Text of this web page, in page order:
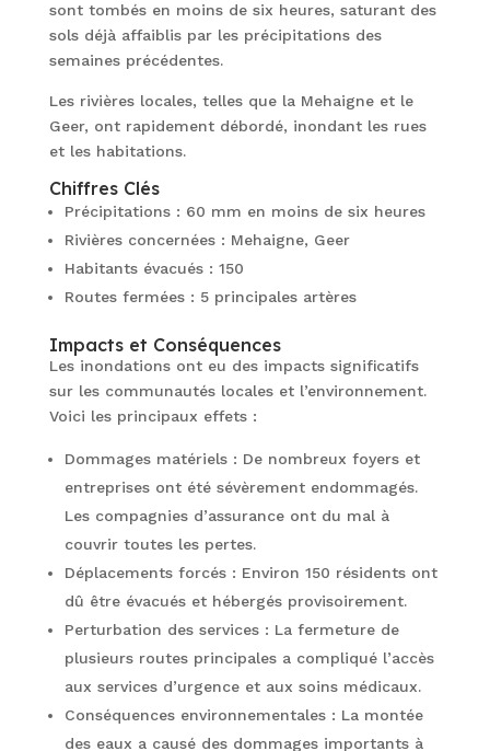
sont tombés en moins de six heures, saturant des
sols déjà affaiblis par les précipitations des
semaines précédentes.
Les rivières locales, telles que la Mehaigne et le
Geer, ont rapidement débordé, inondant les rues
et les habitations.
Chiffres Clés
Précipitations : 60 mm en moins de six heures
Rivières concernées : Mehaigne, Geer
Habitants évacués : 150
Routes fermées : 5 principales artères
Impacts et Conséquences
Les inondations ont eu des impacts significatifs
sur les communautés locales et l’environnement.
Voici les principaux effets :
Dommages matériels : De nombreux foyers et
entreprises ont été sévèrement endommagés.
Les compagnies d’assurance ont du mal à
couvrir toutes les pertes.
Déplacements forcés : Environ 150 résidents ont
dû être évacués et hébergés provisoirement.
Perturbation des services : La fermeture de
plusieurs routes principales a compliqué l’accès
aux services d’urgence et aux soins médicaux.
Conséquences environnementales : La montée
des eaux a causé des dommages importants à